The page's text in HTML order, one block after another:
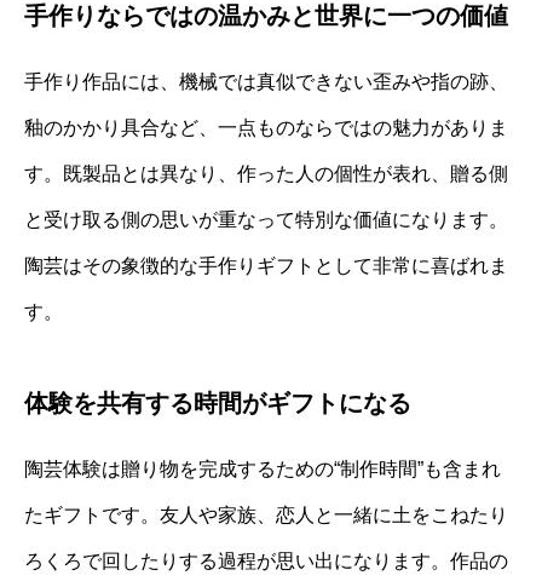
手作りならではの温かみと世界に一つの価値
手作り作品には、機械では真似できない歪みや指の跡、
釉のかかり具合など、一点ものならではの魅力がありま
す。既製品とは異なり、作った人の個性が表れ、贈る側
と受け取る側の思いが重なって特別な価値になります。
陶芸はその象徴的な手作りギフトとして非常に喜ばれま
す。
体験を共有する時間がギフトになる
陶芸体験は贈り物を完成するための“制作時間”も含まれ
たギフトです。友人や家族、恋人と一緒に土をこねたり
ろくろで回したりする過程が思い出になります。作品の